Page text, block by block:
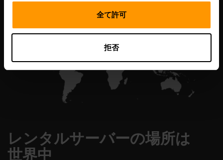
全て許可
拒否
レンタルサーバーの場所は
世界中